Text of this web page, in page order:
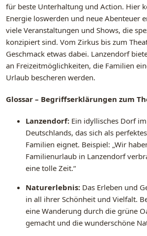
für beste Unterhaltung und Action. Hier
Energie loswerden und neue Abenteuer
viele Veranstaltungen und Shows, die
konzipiert sind. Vom Zirkus bis zum
Geschmack etwas dabei. Lanzendorf
an Freizeitmöglichkeiten, die Familien
Urlaub bescheren werden.
Glossar – Begriffserklärungen zum
Lanzendorf: Ein idyllisches Dorf
Deutschlands, das sich als
Familien eignet. Beispiel: „Wir
Familienurlaub in Lanzendorf
eine tolle Zeit.“
Naturerlebnis: Das Erleben und
in all ihrer Schönheit und Vielfalt.
eine Wanderung durch die grüne
gemacht und die wunderschöne